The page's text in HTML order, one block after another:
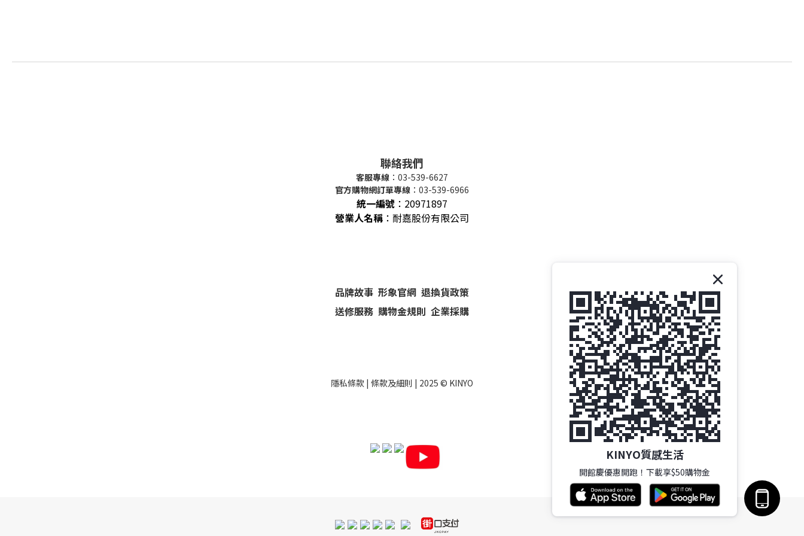
聯絡我們
客服專線 ：03-539-6627
官方購物網訂單專線 ：03-539-6966
統一編號 ： 20971897
營業人名稱 ：耐嘉股份有限公司
品牌故事 形象官網 退換貨政策
送修服務 購物金規則 企業採購
隱私條款 | 條款及細則 | 2025 © KINYO
KINYO質感生活
開館慶優惠開跑！下載享$50購物金